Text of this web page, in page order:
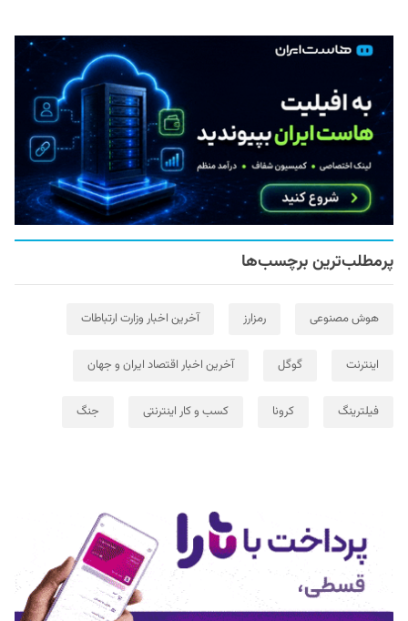
پرمطلب‌ترین برچسب‌ها
هوش مصنوعی رمزارز آخرین اخبار وزارت ارتباطات
اینترنت گوگل آخرین اخبار اقتصاد ایران و جهان
فیلترینگ کرونا کسب و کار اینترنتی جنگ